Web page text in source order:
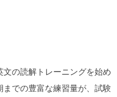
の読解トレーニングを始め
までの豊富な練習量が、試験